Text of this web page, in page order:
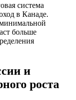
система
в Канаде.
больше
и
роста